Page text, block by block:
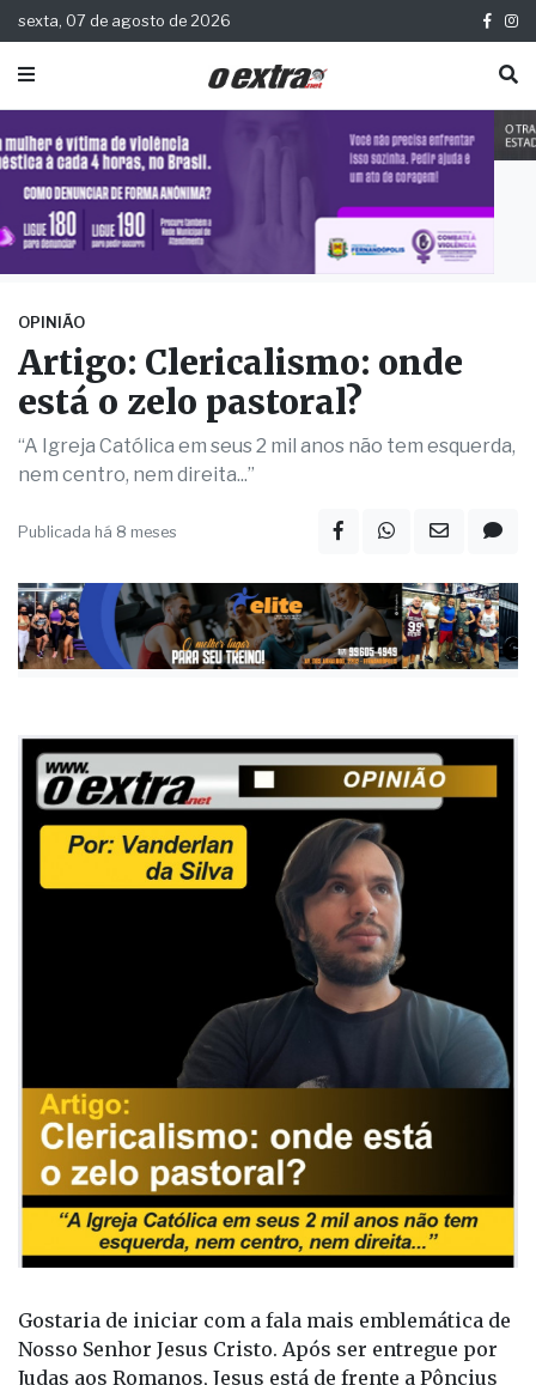
sexta, 07 de agosto de 2026
OPINIÃO
Artigo: Clericalismo: onde
está o zelo pastoral?
“A Igreja Católica em seus 2 mil anos não tem esquerda,
nem centro, nem direita...”
Publicada há 8 meses
Gostaria de iniciar com a fala mais emblemática de
Nosso Senhor Jesus Cristo. Após ser entregue por
Judas aos Romanos, Jesus está de frente a Pôncius
Pilatos explanar ao Cristo que ele tem poder de
libertá-lo, Jesus olha bem no fundo dos seus olhos e
diz: “Poder nenhum teria se não viesse do Alto”.